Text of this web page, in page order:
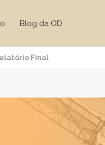
Blog da OD
Final